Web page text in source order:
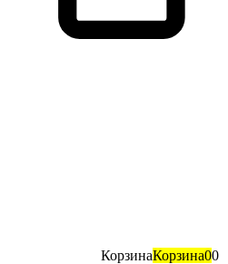
КорзинаКорзина00